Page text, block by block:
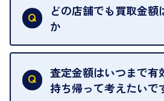
い。
ご指定の場所にお伺いします。
どの店舗でも買取金額
か
はい。全店舗一律です。
ただし、中古市場は日々変動
によって査定額が変わること
査定金額はいつまで有
持ち帰って考えたいで